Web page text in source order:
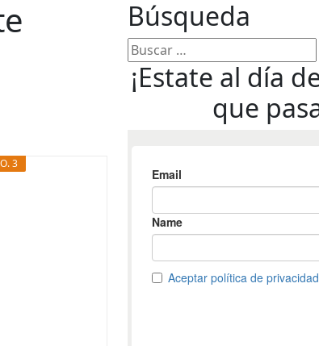
3
Búsqueda
¡Estate al día
que